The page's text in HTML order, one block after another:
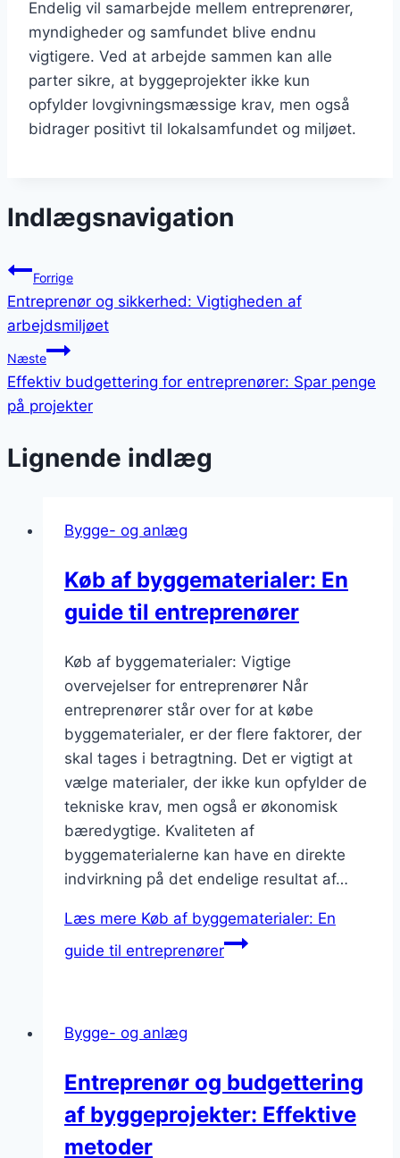
Endelig vil samarbejde mellem entreprenører,
myndigheder og samfundet blive endnu
vigtigere. Ved at arbejde sammen kan alle
parter sikre, at byggeprojekter ikke kun
opfylder lovgivningsmæssige krav, men også
bidrager positivt til lokalsamfundet og miljøet.
Indlægsnavigation
Forrige
Entreprenør og sikkerhed: Vigtigheden af
arbejdsmiljøet
Næste
Effektiv budgettering for entreprenører: Spar penge
på projekter
Lignende indlæg
Bygge- og anlæg
Køb af byggematerialer: En
guide til entreprenører
Køb af byggematerialer: Vigtige
overvejelser for entreprenører Når
entreprenører står over for at købe
byggematerialer, er der flere faktorer, der
skal tages i betragtning. Det er vigtigt at
vælge materialer, der ikke kun opfylder de
tekniske krav, men også er økonomisk
bæredygtige. Kvaliteten af
byggematerialerne kan have en direkte
indvirkning på det endelige resultat af…
Læs mere Køb af byggematerialer: En
guide til entreprenører
Bygge- og anlæg
Entreprenør og budgettering
af byggeprojekter: Effektive
metoder